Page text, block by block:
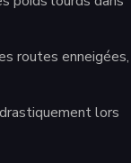
routes enneigées,
lors